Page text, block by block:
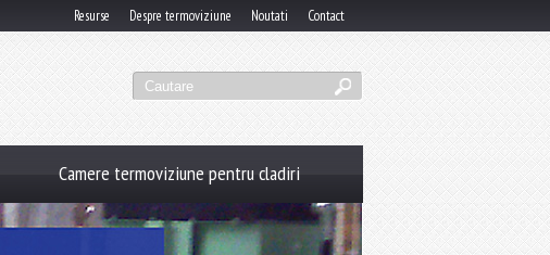
Resurse Despre termoviziune Noutati Contact
Camere termoviziune pentru cladiri